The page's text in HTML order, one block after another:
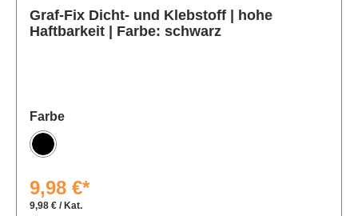
Produktgalerie überspringen
Graf-Fix Dicht- und Klebstoff | hohe
Haftbarkeit | Farbe: schwarz
Farbeauswählen
Schwarz
9,98 €*
9,98 € / Kat.